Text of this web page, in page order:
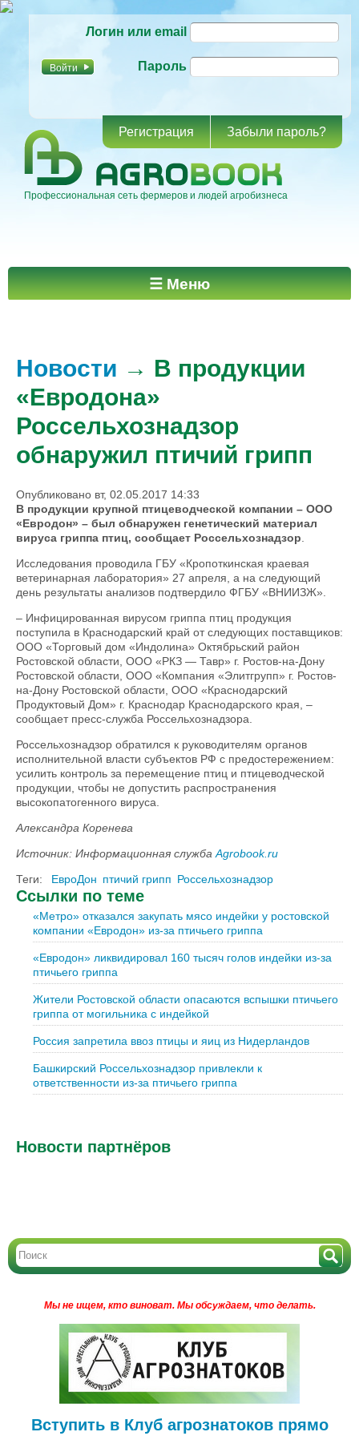
основному
Логин или email
Пароль
Регистрация Забыли пароль?
Профессиональная сеть фермеров и людей агробизнеса
Главное меню ☰ Меню
Новости → В продукции
«Евродона»
Россельхознадзор
обнаружил птичий грипп
Опубликовано вт, 02.05.2017 14:33
В продукции крупной птицеводческой компании – ООО
«Евродон» – был обнаружен генетический материал
вируса гриппа птиц, сообщает Россельхознадзор
Исследования проводила ГБУ «Кропоткинская краевая
ветеринарная лаборатория» 27 апреля, а на следующий
день результаты анализов подтвердило ФГБУ «ВНИИЗЖ».
– Инфицированная вирусом гриппа птиц продукция
поступила в Краснодарский край от следующих поставщиков:
ООО «Торговый дом «Индолина» Октябрьский район
Ростовской области, ООО «РКЗ — Тавр» г. Ростов-на-Дону
Ростовской области, ООО «Компания «Элитгрупп» г. Ростов-
на-Дону Ростовской области, ООО «Краснодарский
Продуктовый Дом» г. Краснодар Краснодарского края, –
сообщает пресс-служба Россельхознадзора.
Россельхознадзор обратился к руководителям органов
исполнительной власти субъектов РФ с предостережением:
усилить контроль за перемещение птиц и птицеводческой
продукции, чтобы не допустить распространения
высокопатогенного вируса.
Александра Коренева
Источник: Информационная служба Agrobook.ru
Теги:
ЕвроДон птичий грипп Россельхознадзор
Ссылки по теме
«Метро» отказался закупать мясо индейки у ростовской
компании «Евродон» из-за птичьего гриппа
«Евродон» ликвидировал 160 тысяч голов индейки из-за
птичьего гриппа
Жители Ростовской области опасаются вспышки птичьего
гриппа от могильника с индейкой
Россия запретила ввоз птицы и яиц из Нидерландов
Башкирский Россельхознадзор привлекли к
ответственности из-за птичьего гриппа
Новости партнёров
Мы не ищем, кто виноват. Мы обсуждаем, что делать.
Вступить в Клуб агрознатоков прямо